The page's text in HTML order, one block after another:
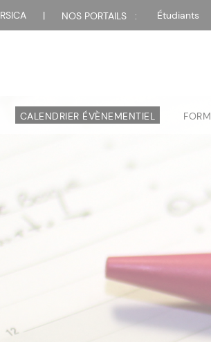
| NOS PORTAILS : Étudiants
CALENDRIER ÉVÈNEMENTIEL